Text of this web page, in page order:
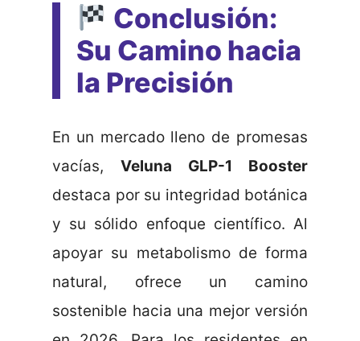
Conclusión:
Su Camino hacia
la Precisión
En un mercado lleno de promesas
vacías, Veluna GLP-1 Booster
destaca por su integridad botánica
y su sólido enfoque científico. Al
apoyar su metabolismo de forma
natural, ofrece un camino
sostenible hacia una mejor versión